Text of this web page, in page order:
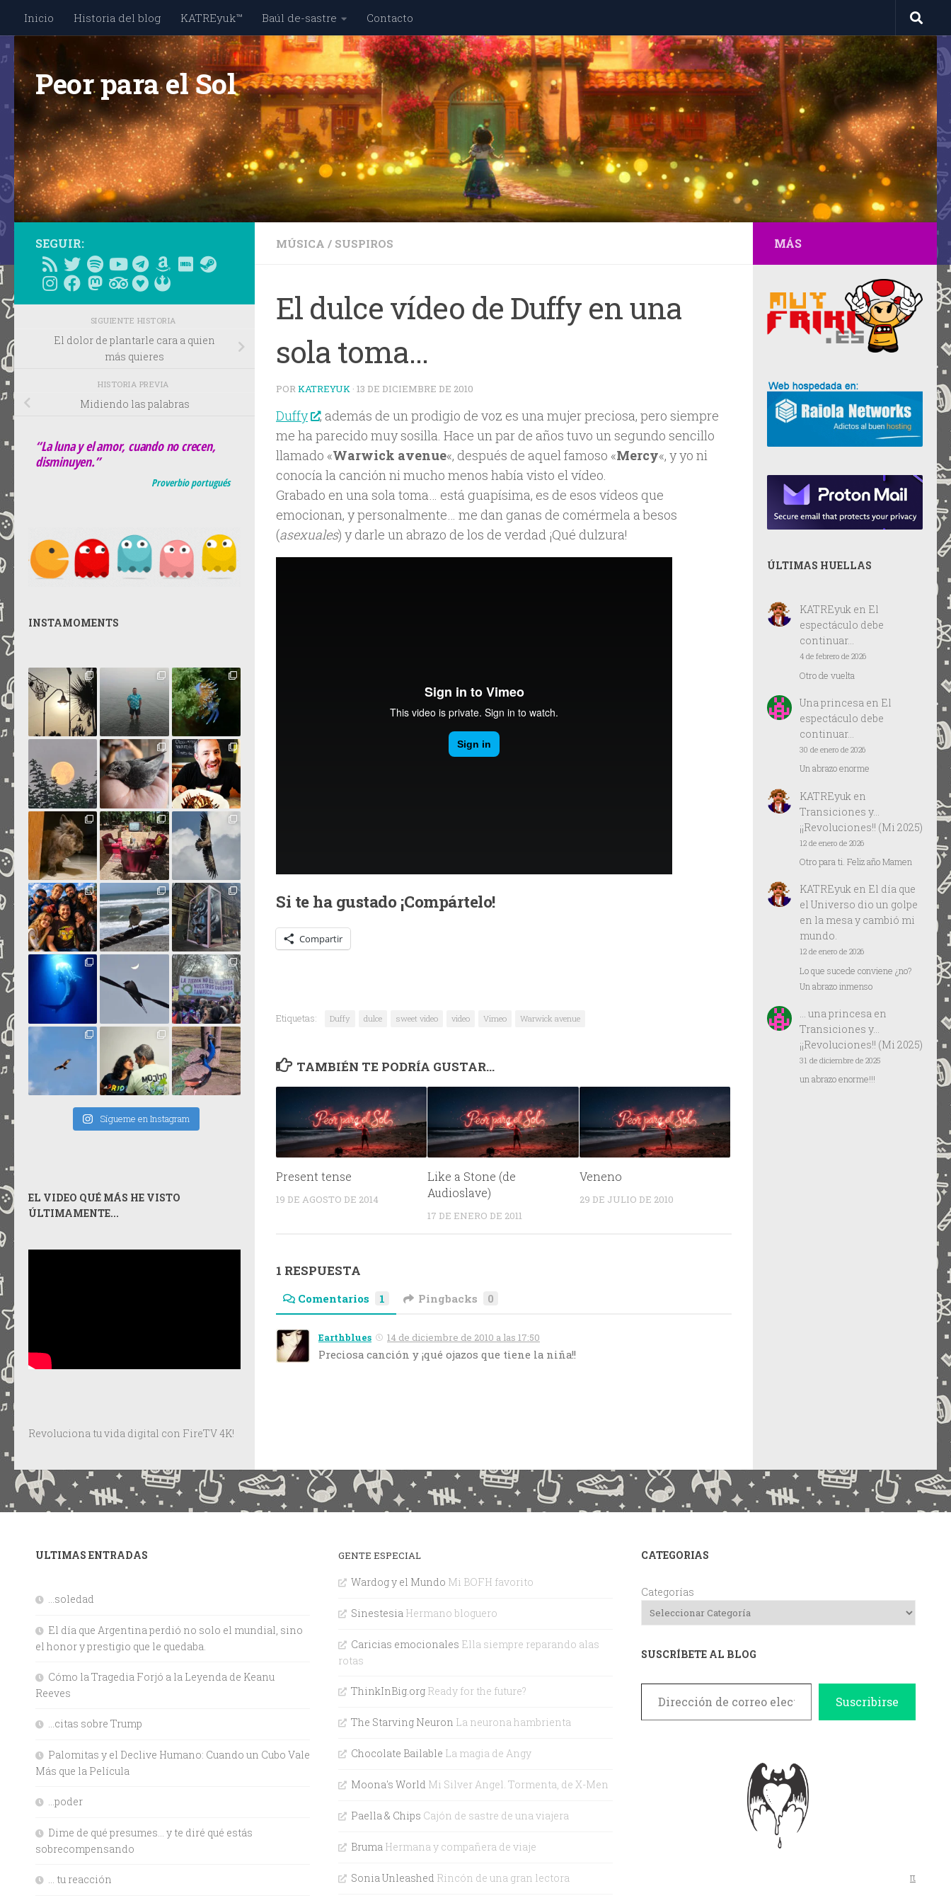
Saltar al contenido
Inicio Historia del blog KATREyuk™ Baúl de-sastre Contacto
Peor para el Sol
MÚSICA / SUSPIROS
El dulce vídeo de Duffy en una
sola toma…
PORKATREYUK · 13 DE DICIEMBRE DE 2010
Duffy
, además de un prodigio de voz es una mujer preciosa, pero siempre
me ha parecido muy sosilla. Hace un par de años tuvo un segundo sencillo
llamado «Warwick avenue«, después de aquel famoso «Mercy«, y yo ni
conocía la canción ni mucho menos había visto el vídeo.
Grabado en una sola toma… está guapísima, es de esos vídeos que
emocionan, y personalmente… me dan ganas de comérmela a besos
(asexuales) y darle un abrazo de los de verdad ¡Qué dulzura!
Si te ha gustado ¡Compártelo!
Compartir
Etiquetas: Duffy dulce sweet video video Vimeo Warwick avenue
TAMBIÉN TE PODRÍA GUSTAR...
Present tense
19 DE AGOSTO DE 2014
Like a Stone (de
Audioslave)
17 DE ENERO DE 2011
Veneno
29 DE JULIO DE 2010
1 RESPUESTA
Comentarios 1 Pingbacks 0
Earthblues 14 de diciembre de 2010 a las 17:50
Preciosa canción y ¡qué ojazos que tiene la niña!!
SEGUIR:
SIGUIENTE HISTORIA
El dolor de plantarle cara a quien
más quieres
HISTORIA PREVIA
Midiendo las palabras
“La luna y el amor, cuando no crecen,
disminuyen.”
Proverbio portugués
INSTAMOMENTS
Sígueme en Instagram
EL VIDEO QUÉ MÁS HE VISTO
ÚLTIMAMENTE...
Revoluciona tu vida digital con FireTV 4K!
MÁS
ÚLTIMAS HUELLAS
KATREyuken El
espectáculo debe
continuar…
4 de febrero de 2026
Otro de vuelta
Una princesaen El
espectáculo debe
continuar…
30 de enero de 2026
Un abrazo enorme
KATREyuk en
Transiciones y…
¡¡Revoluciones!! (Mi 2025)
12 de enero de 2026
Otro para ti. Feliz año Mamen
KATREyuken El día que
el Universo dio un golpe
en la mesa y cambió mi
mundo.
12 de enero de 2026
Lo que sucede conviene ¿no?
Un abrazo inmenso
… una princesaen
Transiciones y…
¡¡Revoluciones!! (Mi 2025)
31 de diciembre de 2025
un abrazo enorme!!!
ULTIMAS ENTRADAS
…soledad
El día que Argentina perdió no solo el mundial, sino
el honor y prestigio que le quedaba.
Cómo la Tragedia Forjó a la Leyenda de Keanu
Reeves
…citas sobre Trump
Palomitas y el Declive Humano: Cuando un Cubo Vale
Más que la Película
…poder
Dime de qué presumes… y te diré qué estás
sobrecompensando
… tu reacción
GENTE ESPECIAL
Wardog y el Mundo Mi BOFH favorito
Sinestesia Hermano bloguero
Caricias emocionales Ella siempre reparando alas
rotas
ThinkInBig.orgReady for the future?
The Starving Neuron La neurona hambrienta
Chocolate Bailable La magia de Angy
Moona's World Mi Silver Angel. Tormenta, de X-Men
Paella & Chips Cajón de sastre de una viajera
Bruma Hermana y compañera de viaje
Sonia Unleashed Rincón de una gran lectora
CATEGORIAS
Categorías
SUSCRÍBETE AL BLOG
Dirección de correo electrónico
Suscribirse
π